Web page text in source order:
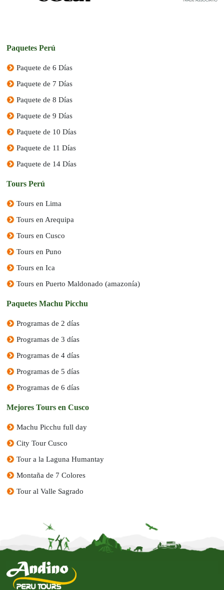
QENQO
talladas en la roca, incluyendo un anfiteatro y canales de
agua. Qenqo tiene una gran importancia religiosa para los
incas, ya que se cree que fue utilizado para ceremonias y
creencias y prácticas espirituales de la antigua
civilización inca.
Paquetes Perú
Paquete de 6 Días
Paquete de 7 Días
Paquete de 8 Días
Paquete de 9 Días
Paquete de 10 Días
Paquete de 11 Días
Paquete de 14 Días
Tours Perú
Tours en Lima
Tours en Arequipa
Tours en Cusco
Tours en Puno
Tours en Ica
Tours en Puerto Maldonado (amazonía)
Paquetes Machu Picchu
Programas de 2 días
Programas de 3 días
Programas de 4 días
Programas de 5 días
Programas de 6 días
Mejores Tours en Cusco
Machu Picchu full day
City Tour Cusco
Tour a la Laguna Humantay
Montaña de 7 Colores
Tour al Valle Sagrado